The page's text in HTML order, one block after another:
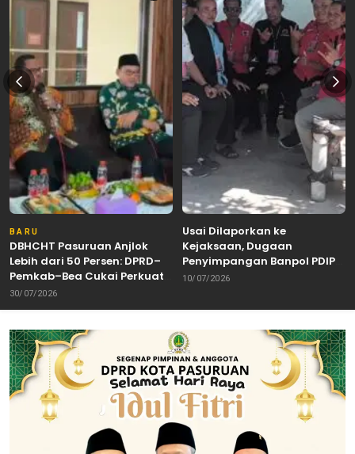
BARU
DBHCHT Pasuruan Anjlok
Lebih dari 50 Persen: DPRD–
Pemkab–Bea Cukai Perkuat
Perang Melawan Peredaran
Rokok Ilegal
30/07/2026
Usai Dilaporkan ke
Kejaksaan, Dugaan
Penyimpangan Banpol PDIP
Pasuruan Dinyatakan
Cabut Laporan”
10/07/2026